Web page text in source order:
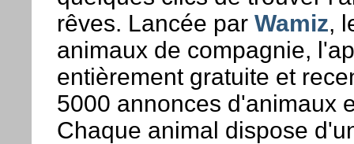
rêves. Lancée par Wamiz,
animaux de compagnie,
entièrement gratuite et
5000 annonces d'animaux
Chaque animal dispose